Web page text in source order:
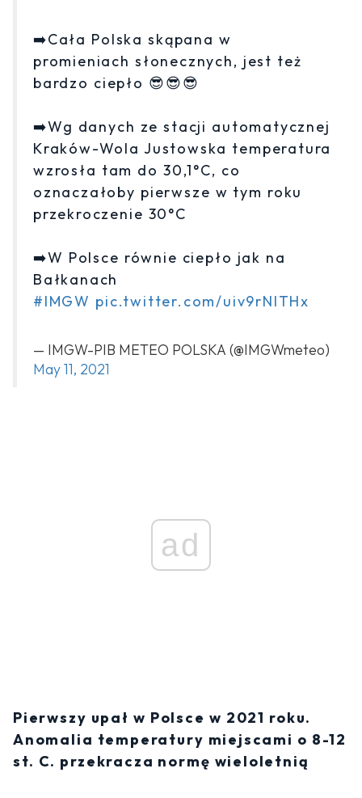
➡️Cała Polska skąpana w
promieniach słonecznych, jest też
bardzo ciepło 😎😎😎
➡️Wg danych ze stacji automatycznej
Kraków-Wola Justowska temperatura
wzrosła tam do 30,1°C, co
oznaczałoby pierwsze w tym roku
przekroczenie 30°C
➡️W Polsce równie ciepło jak na
Bałkanach
#IMGW pic.twitter.com/uiv9rNlTHx
— IMGW-PIB METEO POLSKA (@IMGWmeteo)
May 11, 2021
ad
Pierwszy upał w Polsce w 2021 roku.
Anomalia temperatury miejscami o 8-12
st. C. przekracza normę wieloletnią